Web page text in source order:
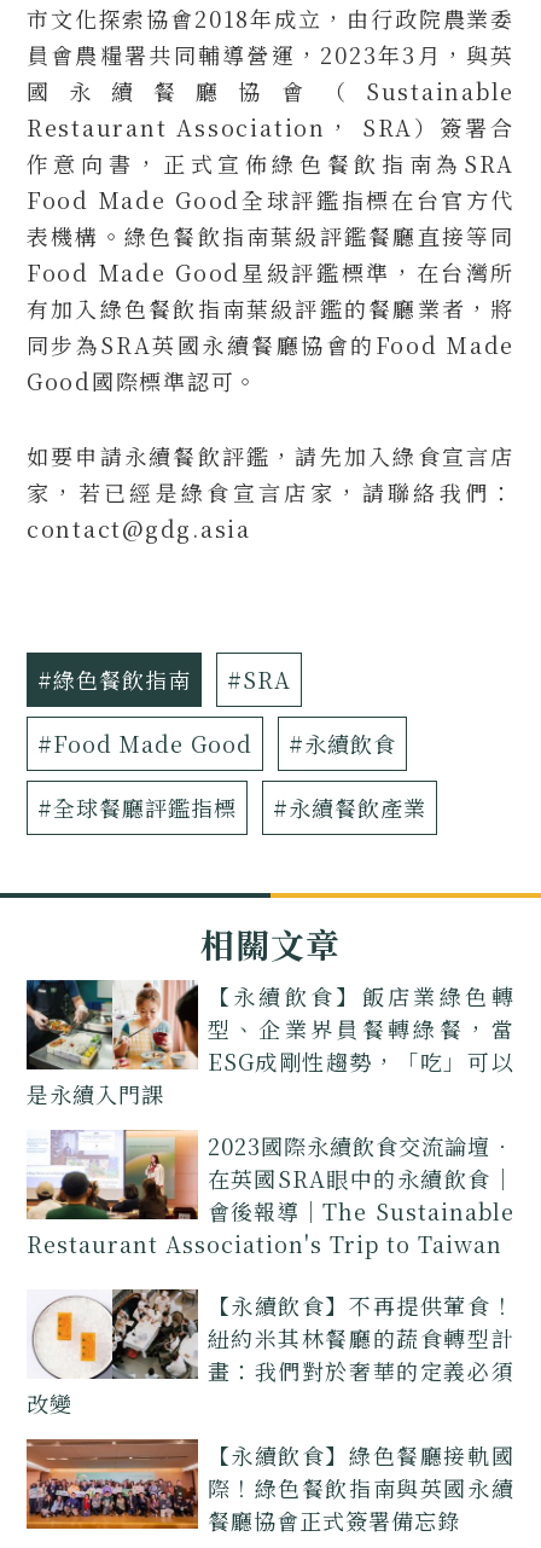
市文化探索協會2018年成立，由行政院農業委
員會農糧署共同輔導營運，2023年3月，與英
國永續餐廳協會（Sustainable
Restaurant Association， SRA）簽署合
作意向書，正式宣佈綠色餐飲指南為SRA
Food Made Good全球評鑑指標在台官方代
表機構。綠色餐飲指南葉級評鑑餐廳直接等同
Food Made Good星級評鑑標準，在台灣所
有加入綠色餐飲指南葉級評鑑的餐廳業者，將
同步為SRA英國永續餐廳協會的Food Made
Good國際標準認可。
如要申請永續餐飲評鑑，請先加入綠食宣言店
家，若已經是綠食宣言店家，請聯絡我們：
contact@gdg.asia
#綠色餐飲指南 #SRA
#Food Made Good #永續飲食
#全球餐廳評鑑指標 #永續餐飲產業
相關文章
【永續飲食】飯店業綠色轉
型、企業界員餐轉綠餐，當
ESG成剛性趨勢，「吃」可以
是永續入門課
2023國際永續飲食交流論壇．
在英國SRA眼中的永續飲食｜
會後報導｜The Sustainable
Restaurant Association's Trip to Taiwan
【永續飲食】不再提供葷食！
紐約米其林餐廳的蔬食轉型計
畫：我們對於奢華的定義必須
改變
【永續飲食】綠色餐廳接軌國
際！綠色餐飲指南與英國永續
餐廳協會正式簽署備忘錄